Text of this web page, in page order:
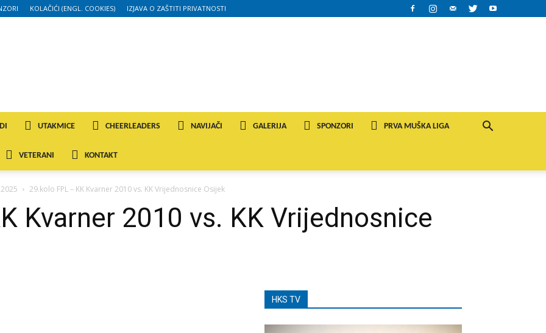
KOLAČIĆI (ENGL. COOKIES) IZJAVA O ZAŠTITI PRIVATNOSTI
UTAKMICE CHEERLEADERS NAVIJAČI GALERIJA SPONZORI PRVA MUŠKA LIGA
VETERANI KONTAKT
29.kolo FPL – KK Kvarner 2010 vs. KK Vrijednosnice Osijek
Kvarner 2010 vs. KK Vrijednosnice
HKS TV